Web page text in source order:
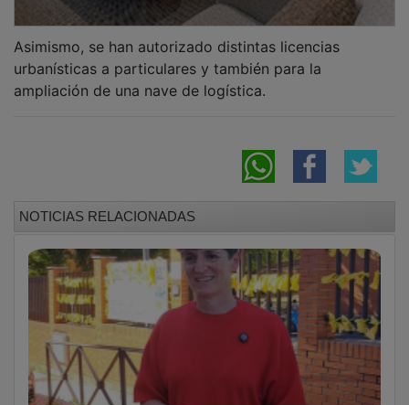
AIKE denuncia la precariedad y la falta de
contrato en las escuelas infantiles
municipales de Guadalajara
Guadalajara contará con 38 escuelas
infantiles en el programa regional de
gratuidad para niños de 2 a 3 años